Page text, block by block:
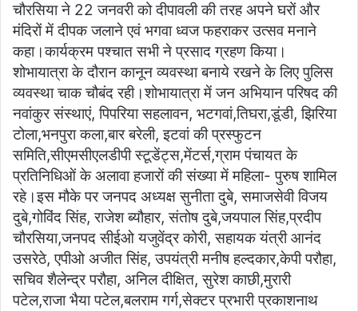
चौरसिया ने 22 जनवरी को दीपावली की तरह अपने घरों और
मंदिरों में दीपक जलाने एवं भगवा ध्वज फहराकर उत्सव मनाने
कहा।कार्यक्रम पश्चात सभी ने प्रसाद ग्रहण किया।
शोभायात्रा के दौरान कानून व्यवस्था बनाये रखने के लिए पुलिस
व्यवस्था चाक चौबंद रही।शोभायात्रा में जन अभियान परिषद की
नवांकुर संस्थाएं, पिपरिया सहलावन, भटगवां,तिघरा,डूंडी, झिरिया
टोला,भनपुरा कला,बार बरेली, इटवां की प्रस्फुटन
समिति,सीएमसीएलडीपी स्टूडेंट्स,मेंटर्स,ग्राम पंचायत के
प्रतिनिधिओं के अलावा हजारों की संख्या में महिला- पुरुष शामिल
रहे।इस मौके पर जनपद अध्यक्ष सुनीता दुबे, समाजसेवी विजय
दुबे,गोविंद सिंह, राजेश ब्यौहार, संतोष दुबे,जयपाल सिंह,प्रदीप
चौरसिया,जनपद सीईओ यजुवेंद्र कोरी, सहायक यंत्री आनंद
उसरेठे, एपीओ अजीत सिंह, उपयंत्री मनीष हल्दकार,केपी परौहा,
सचिव शैलेन्द्र परौहा, अनिल दीक्षित, सुरेश काछी,मुरारी
पटेल,राजा भैया पटेल,बलराम गर्ग,सेक्टर प्रभारी प्रकाशनाथ